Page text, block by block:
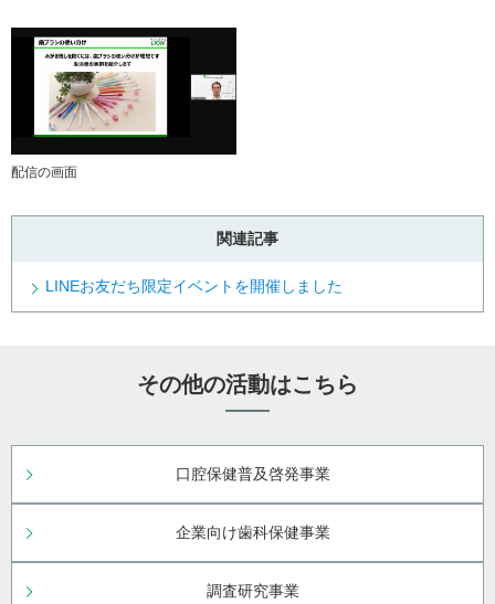
配信の画面
関連記事
LINEお友だち限定イベントを開催しました
その他の活動はこちら
口腔保健普及啓発事業
企業向け歯科保健事業
調査研究事業